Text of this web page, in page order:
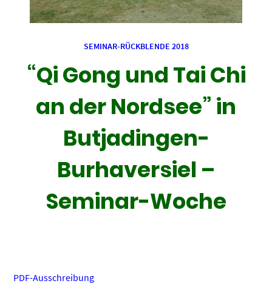
SEMINAR-RÜCKBLENDE 2018
“Qi Gong und Tai Chi
an der Nordsee” in
Butjadingen-
Burhaversiel –
Seminar-Woche
PDF-Ausschreibung